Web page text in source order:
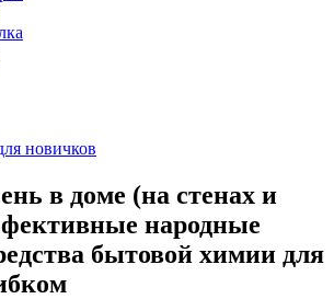
новичков
в доме (на стенах и
народные
бытовой химии для